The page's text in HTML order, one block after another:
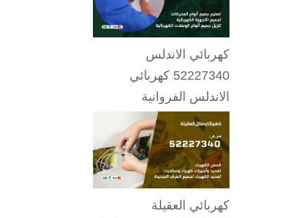
كهربائي الاندلس
52227340 كهربائي
الاندلس الفروانية
كهربائي العقيلة